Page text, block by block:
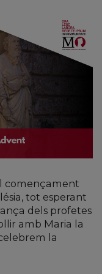
començament
tot esperant
dels profetes
amb Maria la
la